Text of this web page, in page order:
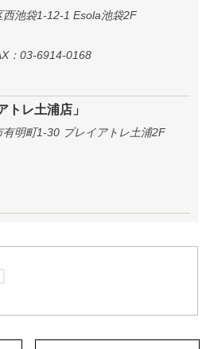
池袋1-12-1 Esola池袋2F
：03-6914-0168
トレ土浦店」
明町1-30 プレイアトレ土浦2F